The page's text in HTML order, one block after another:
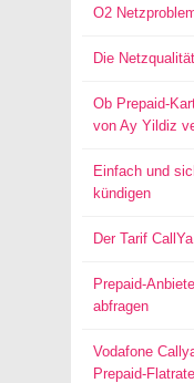
O2
Die
Ob Prepaid-
von Ay Yildiz
Einfach und
kündigen
Der Tarif
Prepaid-
abfragen
Vodafone
Prepaid-Flatrate